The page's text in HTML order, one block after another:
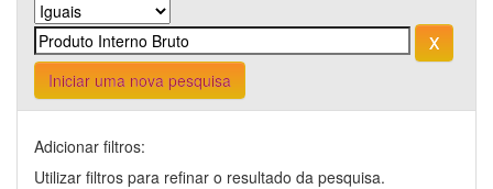
Iniciar uma nova pesquisa
Adicionar filtros:
Utilizar filtros para refinar o resultado da pesquisa.